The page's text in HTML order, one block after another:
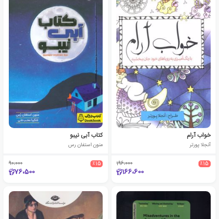
خواب آرام
آنجلا پورتر
٪15 196،000
166،600
کتاب آبی نیبو
منون استفان رس
٪15 90،000
76،500